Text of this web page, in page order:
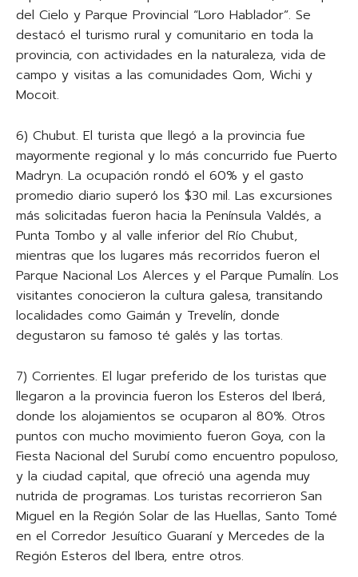
del Cielo y Parque Provincial “Loro Hablador”. Se
destacó el turismo rural y comunitario en toda la
provincia, con actividades en la naturaleza, vida de
campo y visitas a las comunidades Qom, Wichi y
Mocoit.
6) Chubut. El turista que llegó a la provincia fue
mayormente regional y lo más concurrido fue Puerto
Madryn. La ocupación rondó el 60% y el gasto
promedio diario superó los $30 mil. Las excursiones
más solicitadas fueron hacia la Península Valdés, a
Punta Tombo y al valle inferior del Río Chubut,
mientras que los lugares más recorridos fueron el
Parque Nacional Los Alerces y el Parque Pumalín. Los
visitantes conocieron la cultura galesa, transitando
localidades como Gaimán y Trevelín, donde
degustaron su famoso té galés y las tortas.
7) Corrientes. El lugar preferido de los turistas que
llegaron a la provincia fueron los Esteros del Iberá,
donde los alojamientos se ocuparon al 80%. Otros
puntos con mucho movimiento fueron Goya, con la
Fiesta Nacional del Surubí como encuentro populoso,
y la ciudad capital, que ofreció una agenda muy
nutrida de programas. Los turistas recorrieron San
Miguel en la Región Solar de las Huellas, Santo Tomé
en el Corredor Jesuítico Guaraní y Mercedes de la
Región Esteros del Ibera, entre otros.